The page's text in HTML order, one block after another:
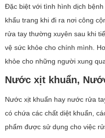
Đặc biệt với tình hình dịch
khẩu trang khi đi ra nơi công
rửa tay thường xuyên sau khi
vệ sức khỏe cho chính mình.
khỏe cho những người xung
Nước xịt khuẩn,
Nước xịt khuẩn hay nước rửa
có chứa các chất diệt khuẩn,
phẩm được sử dụng cho việc